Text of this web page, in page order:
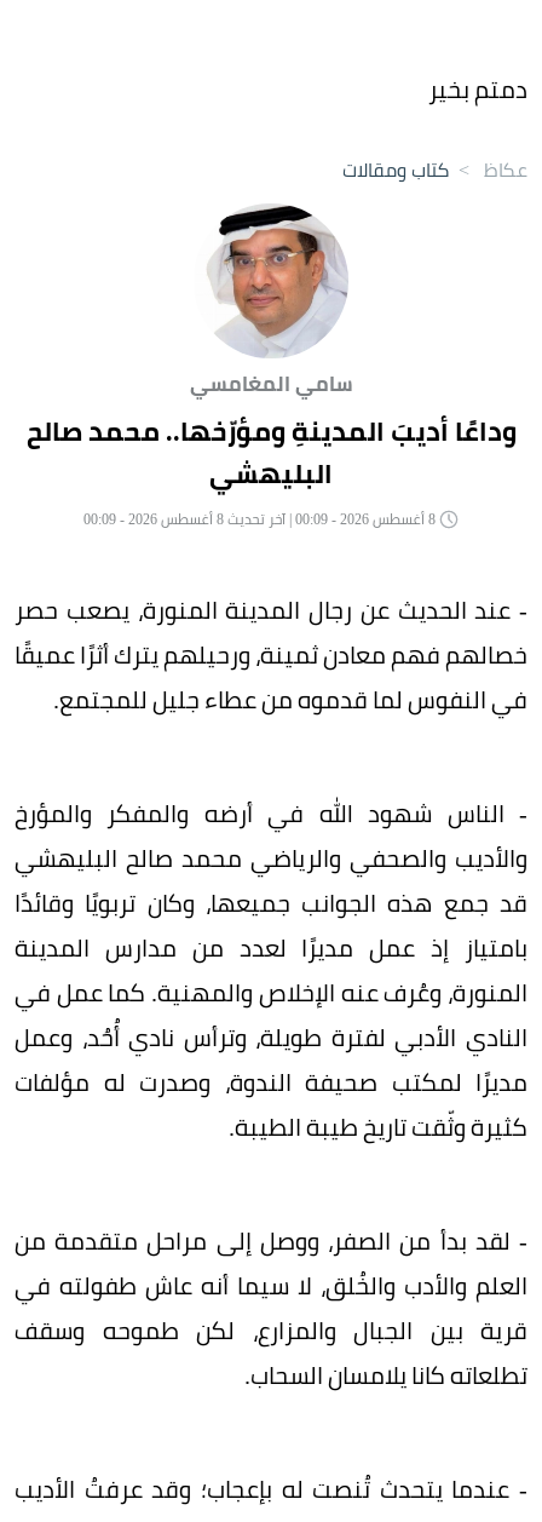
دمتم بخير
عكاظ > كتاب ومقالات
سامي المغامسي
وداعًا أديبَ المدينةِ ومؤرّخها.. محمد صالح
البليهشي
- عند الحديث عن رجال المدينة المنورة، يصعب حصر
خصالهم فهم معادن ثمينة، ورحيلهم يترك أثرًا عميقًا
في النفوس لما قدموه من عطاء جليل للمجتمع.
- الناس شهود الله في أرضه والمفكر والمؤرخ
والأديب والصحفي والرياضي محمد صالح البليهشي
قد جمع هذه الجوانب جميعها، وكان تربويًا وقائدًا
بامتياز إذ عمل مديرًا لعدد من مدارس المدينة
المنورة، وعُرف عنه الإخلاص والمهنية. كما عمل في
النادي الأدبي لفترة طويلة، وترأس نادي أُحُد، وعمل
مديرًا لمكتب صحيفة الندوة، وصدرت له مؤلفات
كثيرة وثّقت تاريخ طيبة الطيبة.
- لقد بدأ من الصفر، ووصل إلى مراحل متقدمة من
العلم والأدب والخُلق، لا سيما أنه عاش طفولته في
قرية بين الجبال والمزارع، لكن طموحه وسقف
تطلعاته كانا يلامسان السحاب.
- عندما يتحدث تُنصت له بإعجاب؛ وقد عرفتُ الأديب